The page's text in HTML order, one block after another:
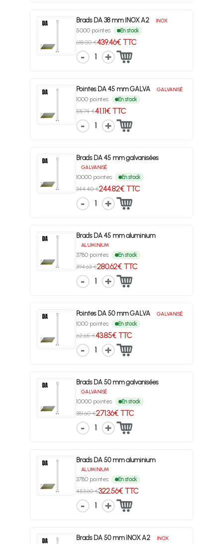
Brads DA 38 mm INOX A2 INOX
5000 pointes En stock
618.00 €439.46€ TTC
1
Pointes DA 45 mm GALVA GALVANISÉ
1000 pointes En stock
58.74 €41.11€ TTC
1
Brads DA 45 mm galvanisées
GALVANISÉ
10000 pointes En stock
344.40 €244.82€ TTC
1
Brads DA 45 mm aluminium
ALUMINIUM
3780 pointes En stock
394.63 €280.62€ TTC
1
Pointes DA 50 mm GALVA GALVANISÉ
1000 pointes En stock
62.65 €43.85€ TTC
1
Brads DA 50 mm galvanisées
GALVANISÉ
10000 pointes En stock
381.60 €271.36€ TTC
1
Brads DA 50 mm aluminium
ALUMINIUM
3780 pointes En stock
453.60 €322.56€ TTC
1
Brads DA 50 mm INOX A2 INOX